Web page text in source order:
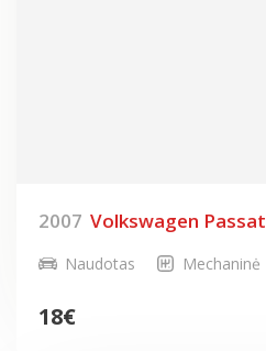
2007 Volkswagen Passat
Naudotas Mechaninė
18€